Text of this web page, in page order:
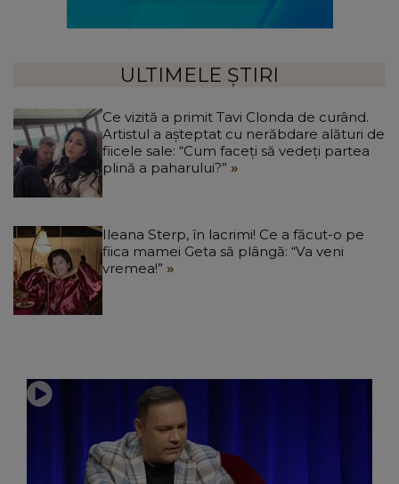
ULTIMELE ȘTIRI
Ce vizită a primit Tavi Clonda de curând.
Artistul a așteptat cu nerăbdare alături de
fiicele sale: “Cum faceți să vedeți partea
plină a paharului?”
Ileana Sterp, în lacrimi! Ce a făcut-o pe
fiica mamei Geta să plângă: “Va veni
vremea!”